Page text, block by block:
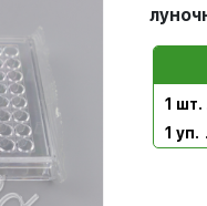
1 шт.
1 уп.